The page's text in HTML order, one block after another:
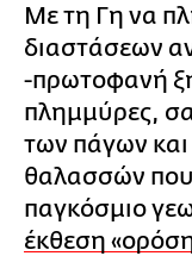
Με τη Γη να
διαστάσεων
-πρωτοφανή
πλημμύρες,
των πάγων
θαλασσών
παγκόσμιο
έκθεση